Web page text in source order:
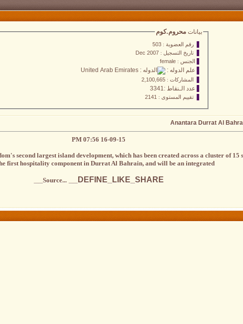
بيانات محروم.كوم
رقم العضوية : 503
تاريخ التسجيل : Dec 2007
الجنس : female
علم الدوله :
المشاركات : 2,100,665
عدد الـنقاط :3341
تقييم المستوى : 2141
Anantara Durrat Al
16-09-15 07:56 PM
second largest island development, which has been created across a cluster of
first hospitality component in Durrat Al Bahrain, and will be an integrated ...
Source...__DEFINE_LIKE_SHARE__